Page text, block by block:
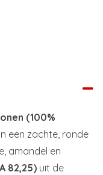
(100%
een zachte, ronde
amandel en
82,25) uit de